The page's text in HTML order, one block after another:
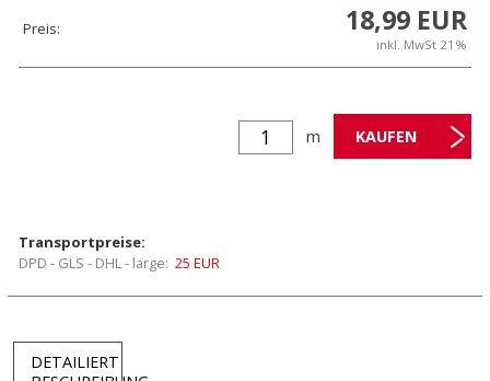
Preis: 18,99 EUR
inkl. MwSt 21%
m
Transportpreise:
DPD - GLS - DHL - large: 25 EUR
DETAILIERT